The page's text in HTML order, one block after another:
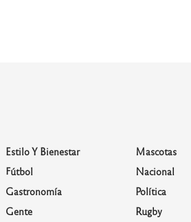
Estilo Y Bienestar
Fútbol
Gastronomía
Gente
Mascotas
Nacional
Política
Rugby